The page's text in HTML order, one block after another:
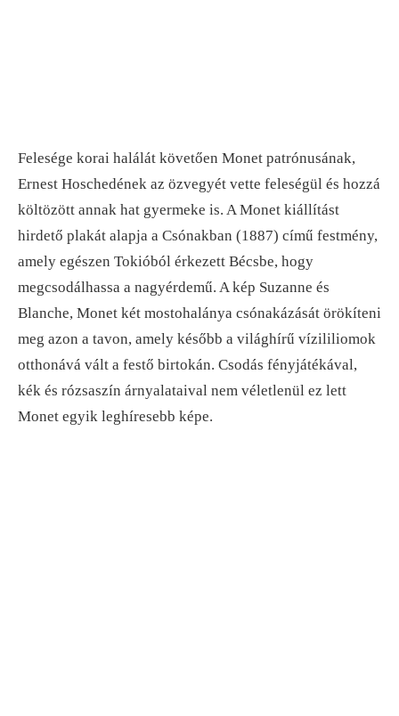
Felesége korai halálát követően Monet patrónusának,
Ernest Hoschedének az özvegyét vette feleségül és hozzá
költözött annak hat gyermeke is. A Monet kiállítást
hirdető plakát alapja a Csónakban (1887) című festmény,
amely egészen Tokióból érkezett Bécsbe, hogy
megcsodálhassa a nagyérdemű. A kép Suzanne és
Blanche, Monet két mostohalánya csónakázását örökíteni
meg azon a tavon, amely később a világhírű vízililiomok
otthonává vált a festő birtokán. Csodás fényjátékával,
kék és rózsaszín árnyalataival nem véletlenül ez lett
Monet egyik leghíresebb képe.